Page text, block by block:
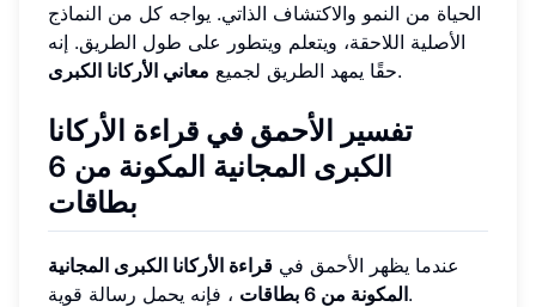
الحياة من النمو والاكتشاف الذاتي. يواجه كل من النماذج
الأصلية اللاحقة، ويتعلم ويتطور على طول الطريق. إنه
حقًا يمهد الطريق لجميع معاني الأركانا الكبرى .
تفسير الأحمق في قراءة الأركانا
الكبرى المجانية المكونة من 6
بطاقات
عندما يظهر الأحمق في قراءة الأركانا الكبرى المجانية
المكونة من 6 بطاقات، فإنه يحمل رسالة قوية.